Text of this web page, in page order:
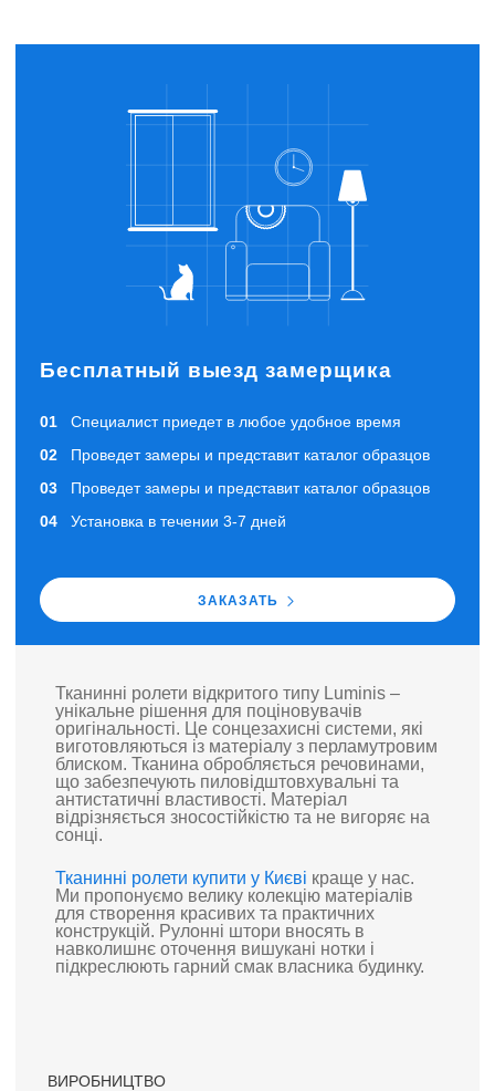
Тканинні ролети відкритого типу Luminis –
унікальне рішення для поціновувачів
оригінальності. Це сонцезахисні системи, які
виготовляються із матеріалу з перламутровим
блиском. Тканина обробляється речовинами,
що забезпечують пиловідштовхувальні та
антистатичні властивості. Матеріал
відрізняється зносостійкістю та не вигоряє на
сонці.
Тканинні ролети купити у Києві краще у нас.
Ми пропонуємо велику колекцію матеріалів
для створення красивих та практичних
конструкцій. Рулонні штори вносять в
навколишнє оточення вишукані нотки і
підкреслюють гарний смак власника будинку.
ВИРОБНИЦТВО
Бесплатный выезд замерщика
Специалист приедет в любое удобное время
Проведет замеры и представит каталог образцов
Проведет замеры и представит каталог образцов
Установка в течении 3-7 дней
ЗАКАЗАТЬ